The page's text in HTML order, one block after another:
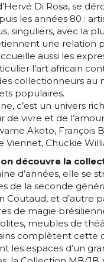
Adresse email*
Prénom
Statut /
Adresse email*
Nom
Di Rosa, se
les années 80 :
singuliers, avec la
une relation
aussi les
l’art africain
collectionneurs au
populaires.
c’est un univers
vivre et de
Akoto, François
Viennet, Chuckie
découvre la
d’années, elle se
de la seconde
Coutaud, et d’autre
de magie
meubles de
complètent cette
les espaces d’un